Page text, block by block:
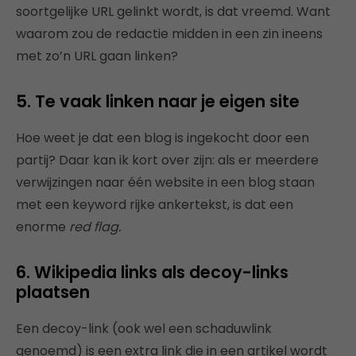
soortgelijke URL gelinkt wordt, is dat vreemd. Want
waarom zou de redactie midden in een zin ineens
met zo’n URL gaan linken?
5. Te vaak linken naar je eigen site
Hoe weet je dat een blog is ingekocht door een
partij? Daar kan ik kort over zijn: als er meerdere
verwijzingen naar één website in een blog staan
met een keyword rijke ankertekst, is dat een
enorme red flag.
6. Wikipedia links als decoy-links
plaatsen
Een decoy-link (ook wel een schaduwlink
genoemd) is een extra link die in een artikel wordt